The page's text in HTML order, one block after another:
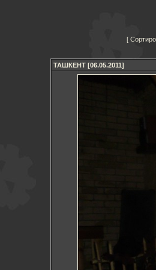
ТАШКЕНТ [06.05.2011]